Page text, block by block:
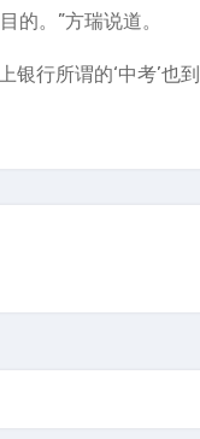
的。”方瑞说道。
行所谓的‘中考’也到